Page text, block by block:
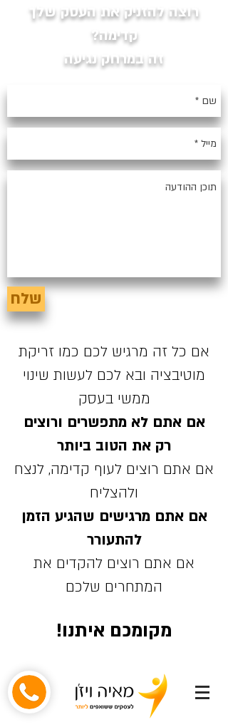
רוצה להזניק את העסק שלך
קדימה?
זה במרחק נגיעה
אם כל זה מרגיש לכם כמו זריקת
מוטיבציה ובא לכם לעשות שינוי
ממשי בעסק
אם אתם לא מתפשרים ורוצים
רק את הטוב ביותר
אם אתם רוצים לעוף קדימה, לנצח
ולהצליח
אם אתם מרגישים שהגיע הזמן
להתעורר
אם אתם רוצים להקדים את
המתחרים שלכם
מקומכם איתנו!
שלח